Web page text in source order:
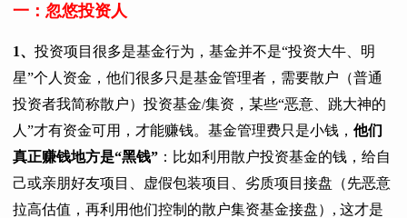
一：忽悠投资人
1、 投资项目很多是基金行为，基金并不是“投资大牛、明
星”个人资金，他们很多只是基金管理者，需要散户（普通
投资者我简称散户）投资基金/集资，某些“恶意、跳大神的
人”才有资金可用，才能赚钱。基金管理费只是小钱， 他们
真正赚钱地方是“黑钱” ：比如利用散户投资基金的钱，给自
己或亲朋好友项目、虚假包装项目、劣质项目接盘（先恶意
拉高估值，再利用他们控制的散户集资基金接盘）, 这才是